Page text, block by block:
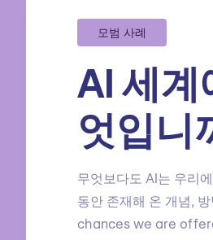
모범 사례
AI 세계
엇입니
무엇보다도 AI는 우리
동안 존재해 온 개념,
chances we are